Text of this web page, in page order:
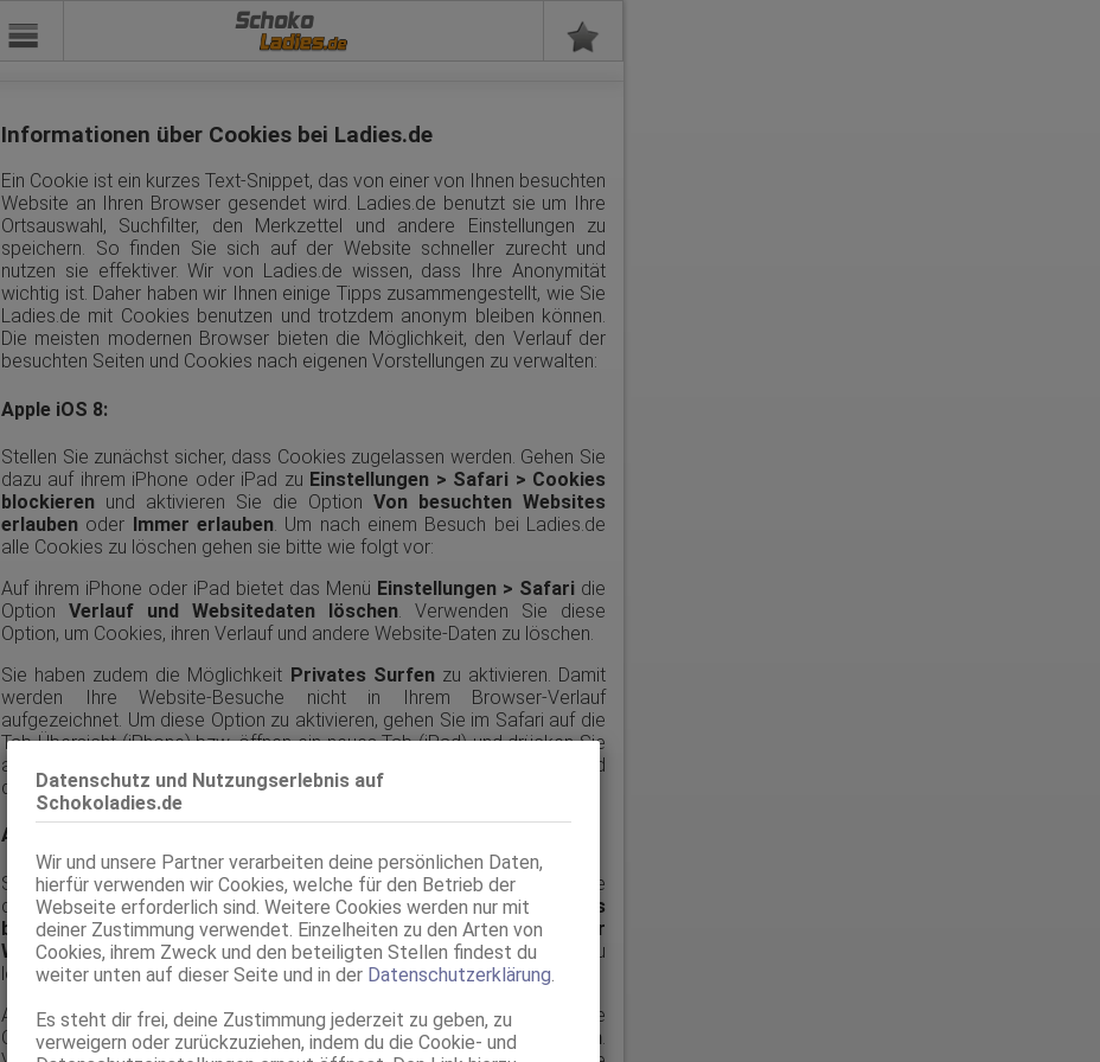
Datenschutz und Nutzungserlebnis auf
Schokoladies.de
Wir und unsere Partner verarbeiten deine persönlichen Daten,
hierfür verwenden wir Cookies, welche für den Betrieb der
Webseite erforderlich sind. Weitere Cookies werden nur mit
deiner Zustimmung verwendet. Einzelheiten zu den Arten von
Cookies, ihrem Zweck und den beteiligten Stellen findest du
weiter unten auf dieser Seite und in der Datenschutzerklärung.
Es steht dir frei, deine Zustimmung jederzeit zu geben, zu
verweigern oder zurückzuziehen, indem du die Cookie- und
Schoko
Informationen über Cookies bei Ladies.de
Ein Cookie ist ein kurzes Text-Snippet, das von einer von Ihnen besuchten
Website an Ihren Browser gesendet wird. Ladies.de benutzt sie um Ihre
Ortsauswahl, Suchfilter, den Merkzettel und andere Einstellungen zu
speichern. So finden Sie sich auf der Website schneller zurecht und
nutzen sie effektiver. Wir von Ladies.de wissen, dass Ihre Anonymität
wichtig ist. Daher haben wir Ihnen einige Tipps zusammengestellt, wie Sie
Ladies.de mit Cookies benutzen und trotzdem anonym bleiben können.
Die meisten modernen Browser bieten die Möglichkeit, den Verlauf der
besuchten Seiten und Cookies nach eigenen Vorstellungen zu verwalten:
Apple iOS 8:
Stellen Sie zunächst sicher, dass Cookies zugelassen werden. Gehen Sie
dazu auf ihrem iPhone oder iPad zu Einstellungen > Safari > Cookies
blockieren und aktivieren Sie die Option Von besuchten Websites
erlauben oder Immer erlauben. Um nach einem Besuch bei Ladies.de
alle Cookies zu löschen gehen sie bitte wie folgt vor:
Auf ihrem iPhone oder iPad bietet das Menü Einstellungen > Safari die
Option Verlauf und Websitedaten löschen. Verwenden Sie diese
Option, um Cookies, ihren Verlauf und andere Website-Daten zu löschen.
Sie haben zudem die Möglichkeit Privates Surfenzu aktivieren. Damit
werden Ihre Website-Besuche nicht in Ihrem Browser-Verlauf
aufgezeichnet. Um diese Option zu aktivieren, gehen Sie im Safari auf die
Tab-Übersicht (iPhone) bzw. öffnen ein neues Tab (iPad) und drücken Sie
auf
in der linken unteren Ecke. Achtung: Einträge im Merkzettel sind
dann nicht mehr für die nächste Sitzung verfügbar.
Apple iOS 7:
Stellen Sie zunächst sicher, dass Cookies zugelassen werden. Gehen Sie
dazu auf ihrem iPhone oder iPad zuEinstellungen > Safari > Cookies
blockierenund aktivieren Sie die OptionNieoderVon Dritten oder
Werbeanbietern. Um nach einem Besuch bei Ladies.de alle Cookies zu
löschen gehen sie bitte wie folgt vor:
Auf ihrem iPhone oder iPad bietet das MenüEinstellungen > Safari
die
OptionenVerlauf löschensowieCookies und Daten löschen